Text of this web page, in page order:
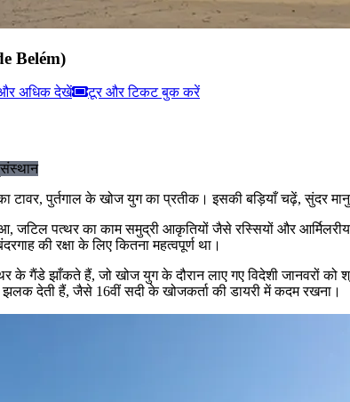
Belém)
अधिक देखें
टूर और टिकट बुक करें
संस्थान
टावर, पुर्तगाल के खोज युग का प्रतीक। इसकी बड़ियाँ चढ़ें, सुंदर
जटिल पत्थर का काम समुद्री आकृतियों जैसे रस्सियों और
की रक्षा के लिए कितना महत्वपूर्ण था।
के गैंडे झाँकते हैं, जो खोज युग के दौरान लाए गए विदेशी जानवरों
झलक देती हैं, जैसे 16वीं सदी के खोजकर्ता की डायरी में कदम रखना।